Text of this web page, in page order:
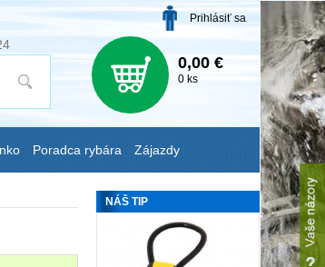
Prihlásiť sa
0,00 €
0 ks
NÁŠ TIP
Poradca rybára Zájazdy